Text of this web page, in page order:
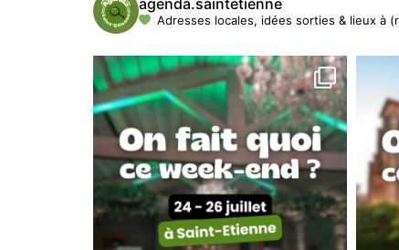
Adresses locales, idées sorties & lieux à